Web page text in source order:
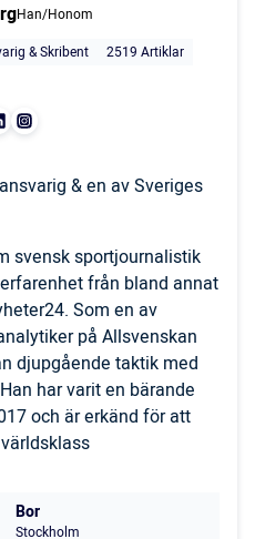
Han/Honom
& Skribent
2519 Artiklar
& en av Sveriges
svensk sportjournalistik
från bland annat
Som en av
på Allsvenskan
djupgående taktik med
har varit en bärande
och är erkänd för att
Bor
Stockholm